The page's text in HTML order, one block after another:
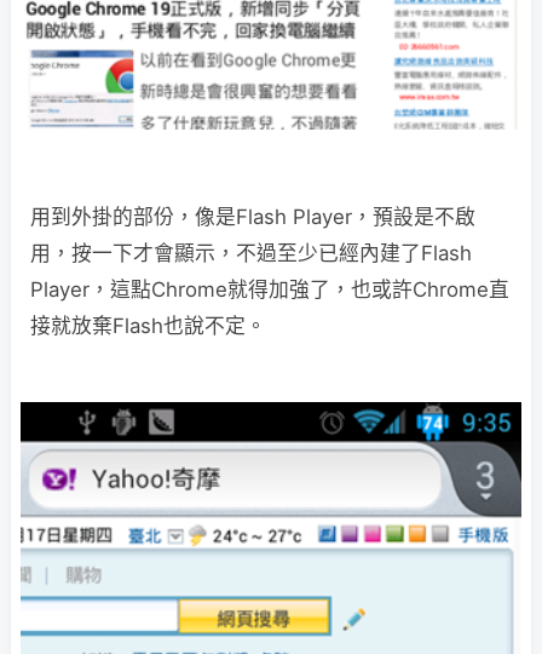
用到外掛的部份，像是Flash Player，預設是不啟
用，按一下才會顯示，不過至少已經內建了Flash
Player，這點Chrome就得加強了，也或許Chrome直
接就放棄Flash也說不定。